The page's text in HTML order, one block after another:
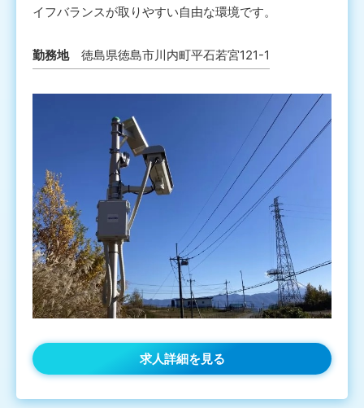
イフバランスが取りやすい自由な環境です。
勤務地 徳島県徳島市川内町平石若宮121-1
求人詳細を見る